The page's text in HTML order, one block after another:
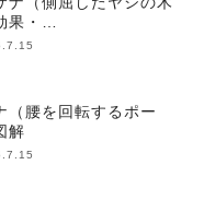
果・…
（腰を回転するポー
解